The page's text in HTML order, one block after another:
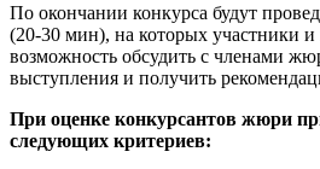
По окончании конкурса будут
(20-30 мин), на которых участники
возможность обсудить с членами
выступления и получить
При оценке конкурсантов жюри
следующих критериев: